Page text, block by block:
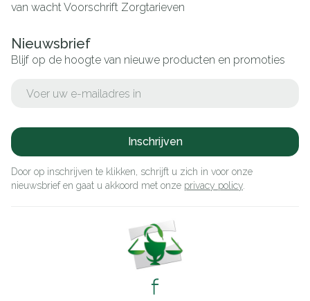
van wachtVoorschrift Zorgtarieven
Nieuwsbrief
Blijf op de hoogte van nieuwe producten en promoties
Inschrijven
Door op inschrijven te klikken, schrijft u zich in voor onze
nieuwsbrief en gaat u akkoord met onze privacy policy